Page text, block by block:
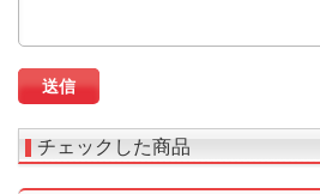
チェックした商品